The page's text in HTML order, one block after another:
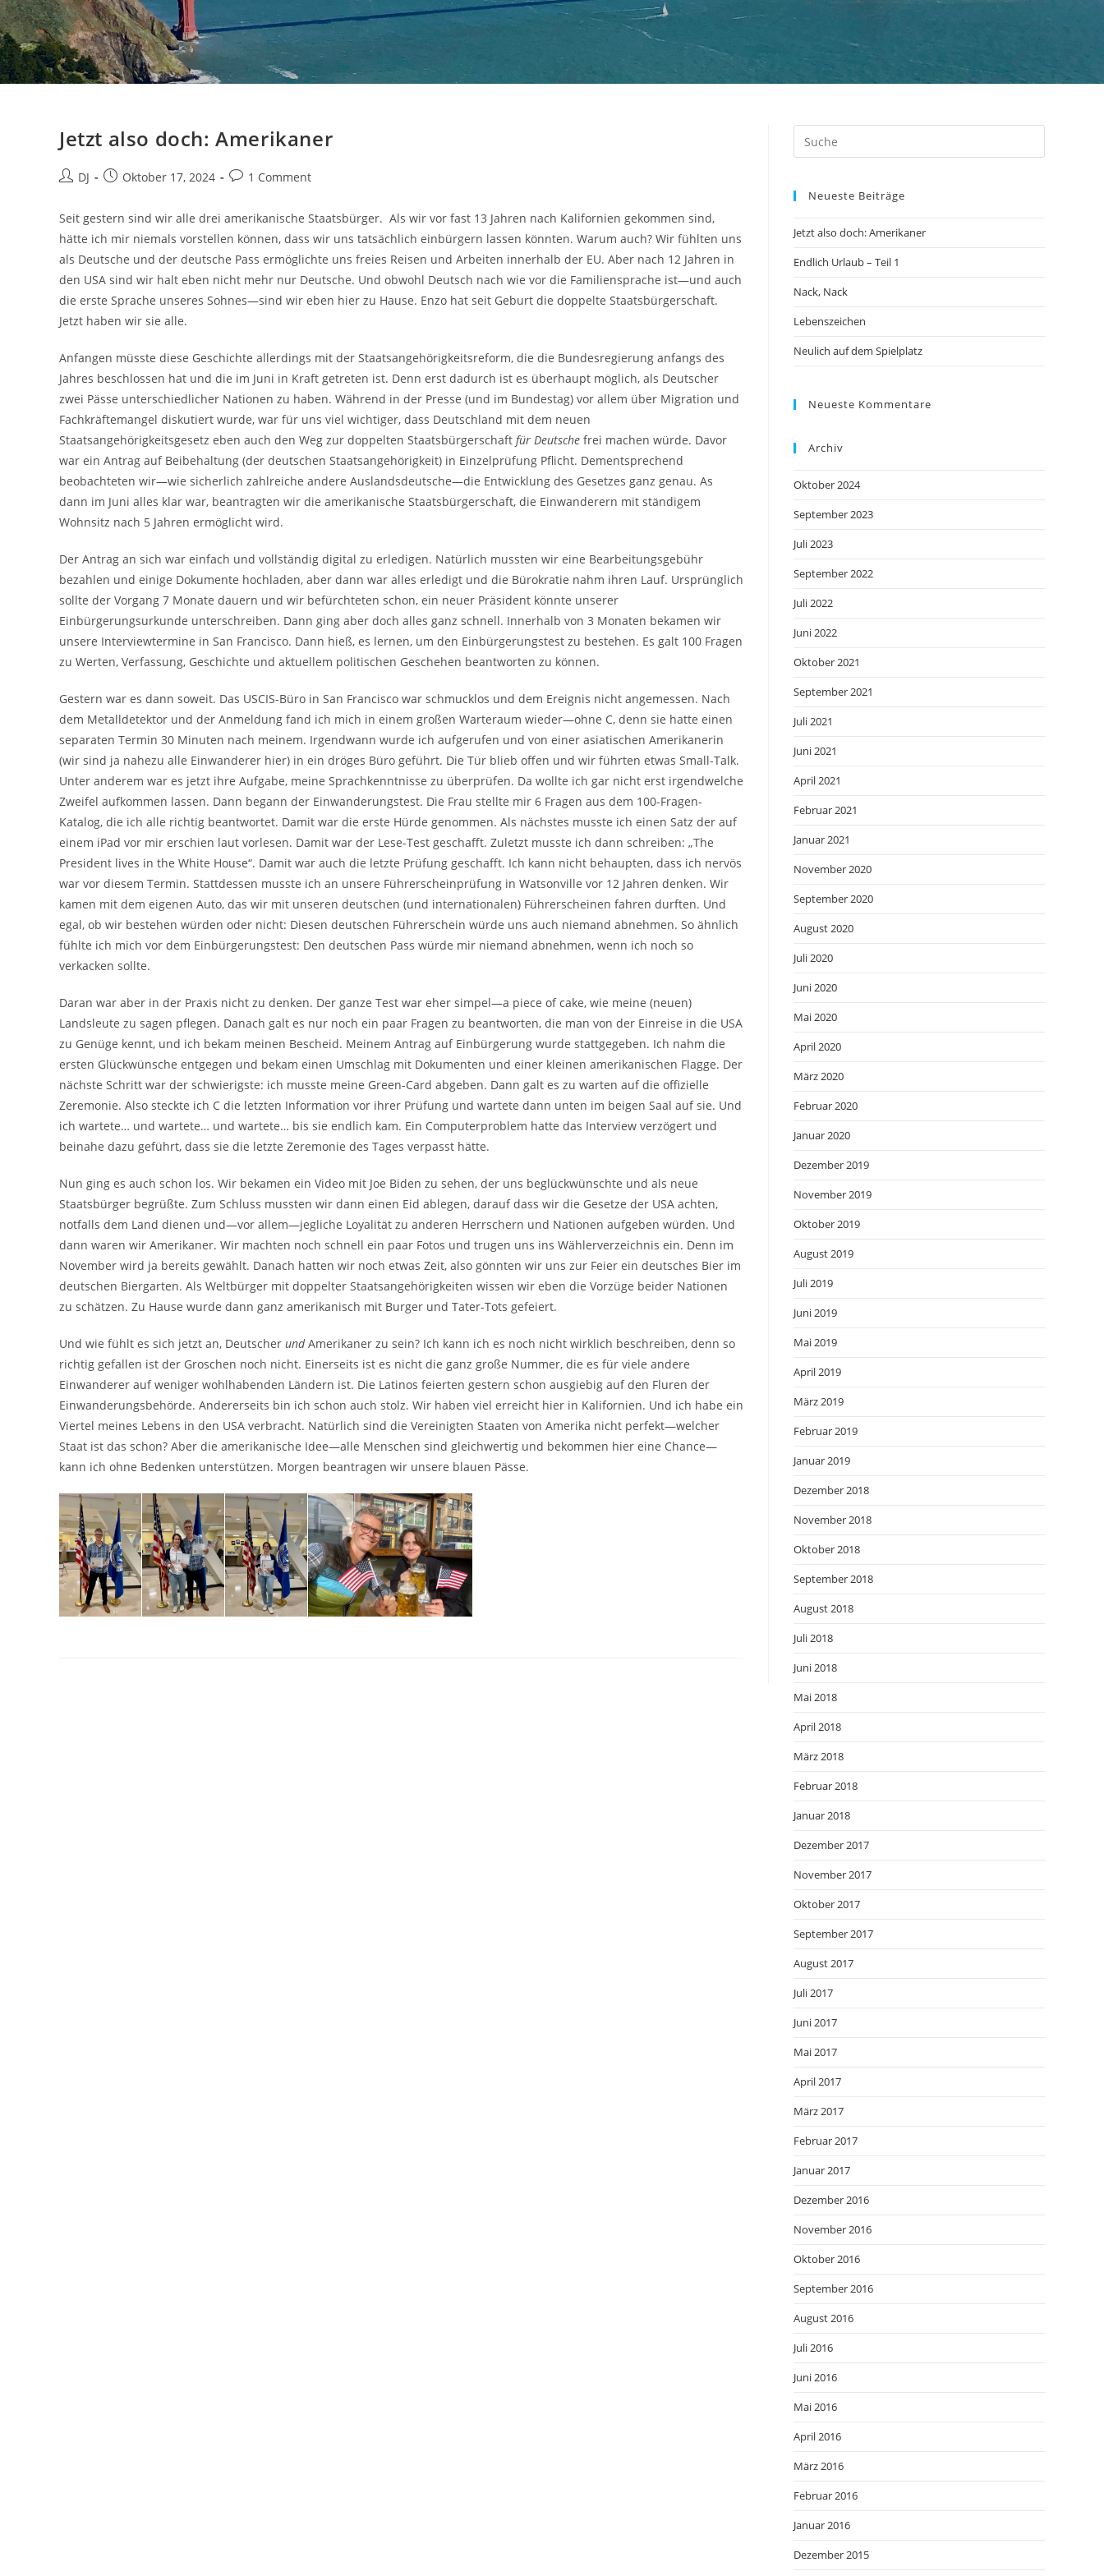
Jetzt also doch: Amerikaner
Beitrags-
DJ
BeitragOktober 17, 2024
Beitrags-
1 Comment
Seit gestern sind wir alle drei amerikanische Staatsbürger. Als wir vor fast 13 Jahren nach Kalifornien gekommen sind,
hätte ich mir niemals vorstellen können, dass wir uns tatsächlich einbürgern lassen könnten. Warum auch? Wir fühlten uns
als Deutsche und der deutsche Pass ermöglichte uns freies Reisen und Arbeiten innerhalb der EU. Aber nach 12 Jahren in
den USA sind wir halt eben nicht mehr nur Deutsche. Und obwohl Deutsch nach wie vor die Familiensprache ist—und auch
die erste Sprache unseres Sohnes—sind wir eben hier zu Hause. Enzo hat seit Geburt die doppelte Staatsbürgerschaft.
Jetzt haben wir sie alle.
Anfangen müsste diese Geschichte allerdings mit der Staatsangehörigkeitsreform, die die Bundesregierung anfangs des
Jahres beschlossen hat und die im Juni in Kraft getreten ist. Denn erst dadurch ist es überhaupt möglich, als Deutscher
zwei Pässe unterschiedlicher Nationen zu haben. Während in der Presse (und im Bundestag) vor allem über Migration und
Fachkräftemangel diskutiert wurde, war für uns viel wichtiger, dass Deutschland mit dem neuen
Staatsangehörigkeitsgesetz eben auch den Weg zur doppelten Staatsbürgerschaft für Deutsche frei machen würde. Davor
war ein Antrag auf Beibehaltung (der deutschen Staatsangehörigkeit) in Einzelprüfung Pflicht. Dementsprechend
beobachteten wir—wie sicherlich zahlreiche andere Auslandsdeutsche—die Entwicklung des Gesetzes ganz genau. As
dann im Juni alles klar war, beantragten wir die amerikanische Staatsbürgerschaft, die Einwanderern mit ständigem
Wohnsitz nach 5 Jahren ermöglicht wird.
Der Antrag an sich war einfach und vollständig digital zu erledigen. Natürlich mussten wir eine Bearbeitungsgebühr
bezahlen und einige Dokumente hochladen, aber dann war alles erledigt und die Bürokratie nahm ihren Lauf. Ursprünglich
sollte der Vorgang 7 Monate dauern und wir befürchteten schon, ein neuer Präsident könnte unserer
Einbürgerungsurkunde unterschreiben. Dann ging aber doch alles ganz schnell. Innerhalb von 3 Monaten bekamen wir
unsere Interviewtermine in San Francisco. Dann hieß‚ es lernen, um den Einbürgerungstest zu bestehen. Es galt 100 Fragen
zu Werten, Verfassung, Geschichte und aktuellem politischen Geschehen beantworten zu können.
Gestern war es dann soweit. Das USCIS-Büro in San Francisco war schmucklos und dem Ereignis nicht angemessen. Nach
dem Metalldetektor und der Anmeldung fand ich mich in einem großen Warteraum wieder—ohne C, denn sie hatte einen
separaten Termin 30 Minuten nach meinem. Irgendwann wurde ich aufgerufen und von einer asiatischen Amerikanerin
(wir sind ja nahezu alle Einwanderer hier) in ein dröges Büro geführt. Die Tür blieb offen und wir führten etwas Small-Talk.
Unter anderem war es jetzt ihre Aufgabe, meine Sprachkenntnisse zu überprüfen. Da wollte ich gar nicht erst irgendwelche
Zweifel aufkommen lassen. Dann begann der Einwanderungstest. Die Frau stellte mir 6 Fragen aus dem 100-Fragen-
Katalog, die ich alle richtig beantwortet. Damit war die erste Hürde genommen. Als nächstes musste ich einen Satz der auf
einem iPad vor mir erschien laut vorlesen. Damit war der Lese-Test geschafft. Zuletzt musste ich dann schreiben: „The
President lives in the White House“. Damit war auch die letzte Prüfung geschafft. Ich kann nicht behaupten, dass ich nervös
war vor diesem Termin. Stattdessen musste ich an unsere Führerscheinprüfung in Watsonville vor 12 Jahren denken. Wir
kamen mit dem eigenen Auto, das wir mit unseren deutschen (und internationalen) Führerscheinen fahren durften. Und
egal, ob wir bestehen würden oder nicht: Diesen deutschen Führerschein würde uns auch niemand abnehmen. So ähnlich
fühlte ich mich vor dem Einbürgerungstest: Den deutschen Pass würde mir niemand abnehmen, wenn ich noch so
verkacken sollte.
Daran war aber in der Praxis nicht zu denken. Der ganze Test war eher simpel—a piece of cake, wie meine (neuen)
Landsleute zu sagen pflegen. Danach galt es nur noch ein paar Fragen zu beantworten, die man von der Einreise in die USA
zu Genüge kennt, und ich bekam meinen Bescheid. Meinem Antrag auf Einbürgerung wurde stattgegeben. Ich nahm die
ersten Glückwünsche entgegen und bekam einen Umschlag mit Dokumenten und einer kleinen amerikanischen Flagge. Der
nächste Schritt war der schwierigste: ich musste meine Green-Card abgeben. Dann galt es zu warten auf die offizielle
Zeremonie. Also steckte ich C die letzten Information vor ihrer Prüfung und wartete dann unten im beigen Saal auf sie. Und
ich wartete… und wartete… und wartete… bis sie endlich kam. Ein Computerproblem hatte das Interview verzögert und
beinahe dazu geführt, dass sie die letzte Zeremonie des Tages verpasst hätte.
Nun ging es auch schon los. Wir bekamen ein Video mit Joe Biden zu sehen, der uns beglückwünschte und als neue
Staatsbürger begrüßte. Zum Schluss mussten wir dann einen Eid ablegen, darauf dass wir die Gesetze der USA achten,
notfalls dem Land dienen und—vor allem—jegliche Loyalität zu anderen Herrschern und Nationen aufgeben würden. Und
dann waren wir Amerikaner. Wir machten noch schnell ein paar Fotos und trugen uns ins Wählerverzeichnis ein. Denn im
November wird ja bereits gewählt. Danach hatten wir noch etwas Zeit, also gönnten wir uns zur Feier ein deutsches Bier im
deutschen Biergarten. Als Weltbürger mit doppelter Staatsangehörigkeiten wissen wir eben die Vorzüge beider Nationen
zu schätzen. Zu Hause wurde dann ganz amerikanisch mit Burger und Tater-Tots gefeiert.
Und wie fühlt es sich jetzt an, Deutscher undAmerikaner zu sein? Ich kann ich es noch nicht wirklich beschreiben, denn so
richtig gefallen ist der Groschen noch nicht. Einerseits ist es nicht die ganz große Nummer, die es für viele andere
Einwanderer auf weniger wohlhabenden Ländern ist. Die Latinos feierten gestern schon ausgiebig auf den Fluren der
Einwanderungsbehörde. Andererseits bin ich schon auch stolz. Wir haben viel erreicht hier in Kalifornien. Und ich habe ein
Viertel meines Lebens in den USA verbracht. Natürlich sind die Vereinigten Staaten von Amerika nicht perfekt—welcher
Staat ist das schon? Aber die amerikanische Idee—alle Menschen sind gleichwertig und bekommen hier eine Chance—
kann ich ohne Bedenken unterstützen. Morgen beantragen wir unsere blauen Pässe.
Neueste Beiträge
Jetzt also doch: Amerikaner
Endlich Urlaub – Teil 1
Nack, Nack
Lebenszeichen
Neulich auf dem Spielplatz
Neueste Kommentare
Archiv
Oktober 2024
September 2023
Juli 2023
September 2022
Juli 2022
Juni 2022
Oktober 2021
September 2021
Juli 2021
Juni 2021
April 2021
Februar 2021
Januar 2021
November 2020
September 2020
August 2020
Juli 2020
Juni 2020
Mai 2020
April 2020
März 2020
Februar 2020
Januar 2020
Dezember 2019
November 2019
Oktober 2019
August 2019
Juli 2019
Juni 2019
Mai 2019
April 2019
März 2019
Februar 2019
Januar 2019
Dezember 2018
November 2018
Oktober 2018
September 2018
August 2018
Juli 2018
Juni 2018
Mai 2018
April 2018
März 2018
Februar 2018
Januar 2018
Dezember 2017
November 2017
Oktober 2017
September 2017
August 2017
Juli 2017
Juni 2017
Mai 2017
April 2017
März 2017
Februar 2017
Januar 2017
Dezember 2016
November 2016
Oktober 2016
September 2016
August 2016
Juli 2016
Juni 2016
Mai 2016
April 2016
März 2016
Februar 2016
Januar 2016
Dezember 2015